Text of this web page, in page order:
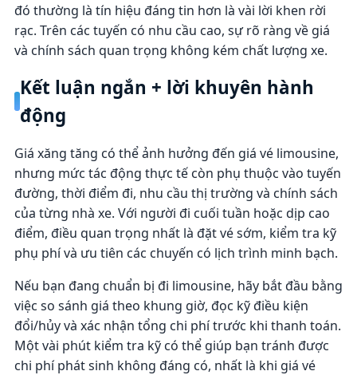
đó thường là tín hiệu đáng tin hơn là vài lời khen rời
rạc. Trên các tuyến có nhu cầu cao, sự rõ ràng về giá
và chính sách quan trọng không kém chất lượng xe.
Kết luận ngắn + lời khuyên hành
động
Giá xăng tăng có thể ảnh hưởng đến giá vé limousine,
nhưng mức tác động thực tế còn phụ thuộc vào tuyến
đường, thời điểm đi, nhu cầu thị trường và chính sách
của từng nhà xe. Với người đi cuối tuần hoặc dịp cao
điểm, điều quan trọng nhất là đặt vé sớm, kiểm tra kỹ
phụ phí và ưu tiên các chuyến có lịch trình minh bạch.
Nếu bạn đang chuẩn bị đi limousine, hãy bắt đầu bằng
việc so sánh giá theo khung giờ, đọc kỹ điều kiện
đổi/hủy và xác nhận tổng chi phí trước khi thanh toán.
Một vài phút kiểm tra kỹ có thể giúp bạn tránh được
chi phí phát sinh không đáng có, nhất là khi giá vé